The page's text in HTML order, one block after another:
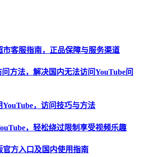
市客服指南，正品保障与服务渠道
方法，解决国内无法访问YouTube问
，访问技巧与方法
，轻松绕过限制享受视频乐趣
方入口及国内使用指南